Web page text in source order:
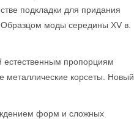
подкладки для придания
моды середины XV в.
естественным пропорциям
металлические корсеты. Новый
форм и сложных